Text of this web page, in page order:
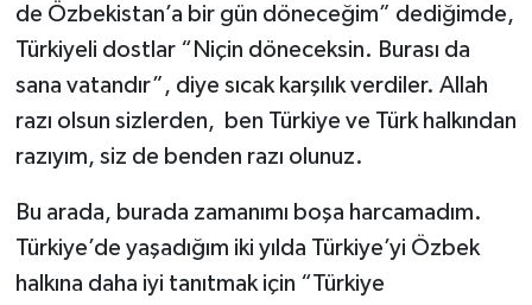
de Özbekistan’a bir gün döneceğim” dediğimde,
Türkiyeli dostlar “Niçin döneceksin. Burası da
sana vatandır”, diye sıcak karşılık verdiler. Allah
razı olsun sizlerden, ben Türkiye ve Türk halkından
razıyım, siz de benden razı olunuz.
Bu arada, burada zamanımı boşa harcamadım.
Türkiye’de yaşadığım iki yılda Türkiye’yi Özbek
halkına daha iyi tanıtmak için “Türkiye